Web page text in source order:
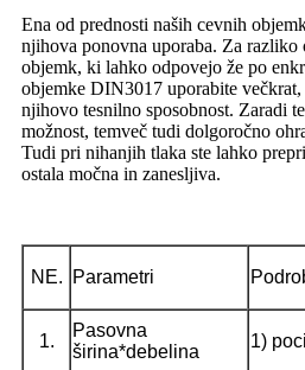
Ena od prednosti naših cevnih
njihova ponovna uporaba. Za
objemk, ki lahko odpovejo že po
objemke DIN3017 uporabite
njihovo tesnilno sposobnost. Zaradi
možnost, temveč tudi dolgoročno
Tudi pri nihanjih tlaka ste lahko
ostala močna in zanesljiva.
NE. Parametri
1.
Pasovna
širina*debelina
1)